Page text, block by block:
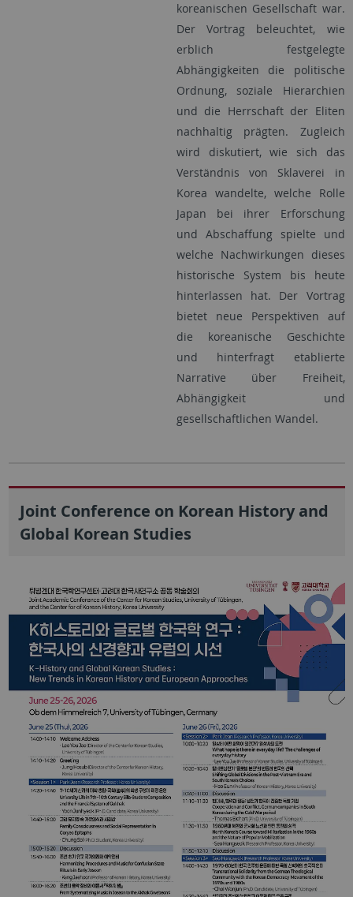
koreanischen Gesellschaft war.
Der Vortrag beleuchtet, wie
erblich festgelegte
Abhängigkeiten die politische
Ordnung, soziale Hierarchien
und die Herrschaft der Eliten
nachhaltig prägten. Zugleich
wird diskutiert, wie sich das
Verständnis von Sklaverei in
Korea wandelte, welche Rolle
Japan bei ihrer Erforschung
und Abschaffung spielte und
welche Nachwirkungen dieses
historische System bis heute
hinterlassen hat. Der Vortrag
bietet neue Perspektiven auf
die koreanische Geschichte
und hinterfragt etablierte
Narrative über Freiheit,
Abhängigkeit und
gesellschaftlichen Wandel.
Joint Conference on Korean History and
Global Korean Studies